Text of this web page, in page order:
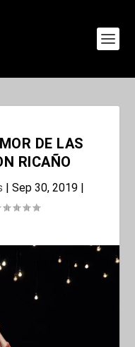
DE LAS
RICAÑO
| Sep 30, 2019|